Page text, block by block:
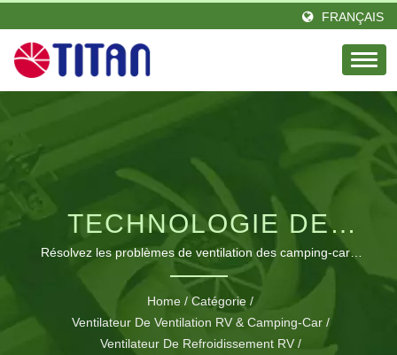
FRANÇAIS
TECHNOLOGIE DE
VENTILATION
AVANCÉE POUR
CAMPING-CARS
Résolvez les problèmes de ventilation des camping-cars
avec le ventilateur de fenêtre double de toit personnalisable
de TITAN offrant un flux d'air réversible et une installation
facile.
Home / Catégorie /
Ventilateur De Ventilation RV & Camping-Car /
Ventilateur De Refroidissement RV /